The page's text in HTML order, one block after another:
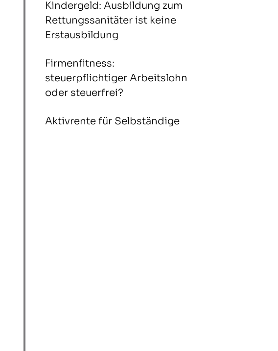
Kindergeld: Ausbildung zum
Rettungssanitäter ist keine
Erstausbildung
Firmenfitness:
steuerpflichtiger Arbeitslohn
oder steuerfrei?
Aktivrente für Selbständige